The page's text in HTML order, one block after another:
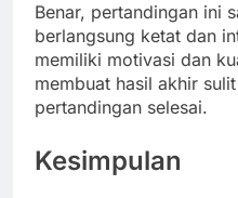
Benar, pertandingan ini
berlangsung ketat dan
memiliki motivasi dan
membuat hasil akhir
pertandingan selesai.
Kesimpulan